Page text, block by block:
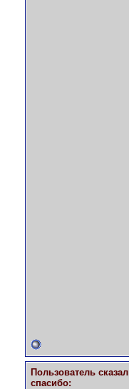
Пользователь сказал
cпасибо: